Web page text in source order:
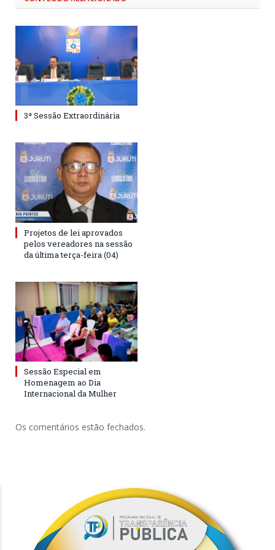
3ª Sessão Extraordinária
Projetos de lei aprovados
pelos vereadores na sessão
da última terça-feira (04)
Sessão Especial em
Homenagem ao Dia
Internacional da Mulher
Os comentários estão fechados.